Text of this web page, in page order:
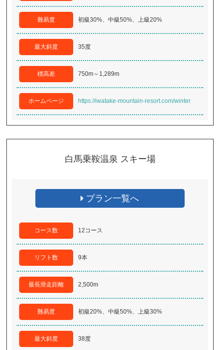
難易度 初級30%、中級50%、上級20%
最大斜度 35度
標高差 750m～1,289m
ホームページ https://iwatake-mountain-resort.com/winter
白馬乗鞍温泉 スキー場
プラン一覧へ
コース数 12コース
リフト数 9本
最長滑走距離 2,500m
難易度 初級20%、中級50%、上級30%
最大斜度 38度